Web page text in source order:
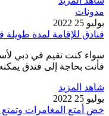
مدونات
يوليو 25 2022
فنادق للإقامة لمدة طويلة
سواء كنت تقيم في دبي
فأنت بحاجة إلى فندق
شاهد المزيد
يوليو 25 2022
خض أمتع المغامرات